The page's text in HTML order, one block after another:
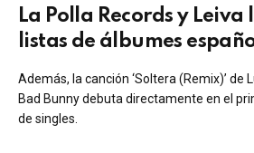
La Polla Records y
listas de álbumes
Además, la canción ‘Soltera (Remix)’ de
Bad Bunny debuta directamente en el
de singles.